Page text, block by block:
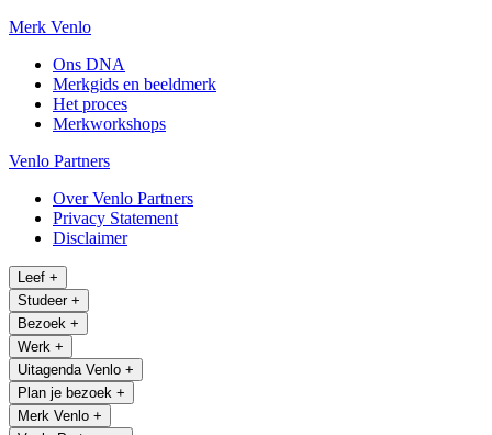
Merk Venlo
Ons DNA
Merkgids en beeldmerk
Het proces
Merkworkshops
Venlo Partners
Over Venlo Partners
Privacy Statement
Disclaimer
Leef +
Studeer +
Bezoek +
Werk +
Uitagenda Venlo +
Plan je bezoek +
Merk Venlo +